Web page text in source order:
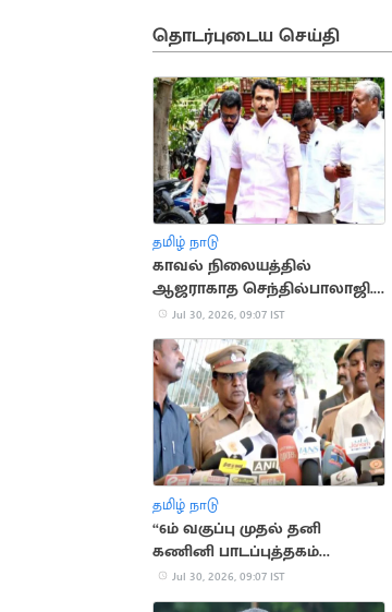
தொடர்புடைய செய்தி
தமிழ் நாடு
காவல் நிலையத்தில்
ஆஜராகாத செந்தில்பாலாஜி..
கடும் எச்சரிக்கை
Jul 30, 2026, 09:07 IST
தமிழ் நாடு
“6ம் வகுப்பு முதல் தனி
கணினி பாடப்புத்தகம்
அறிமுகம்”.. அமைச்சர்
ராஜ்மோகன்
Jul 30, 2026, 09:07 IST